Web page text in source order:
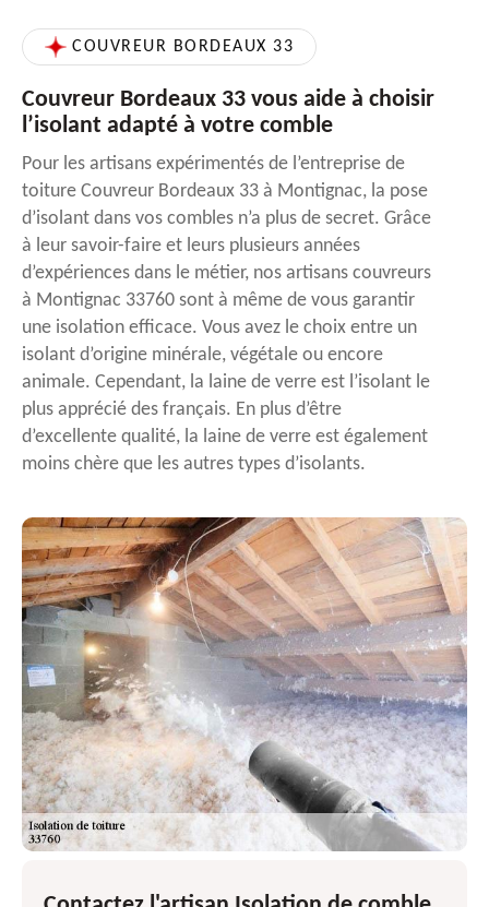
COUVREUR BORDEAUX 33
Couvreur Bordeaux 33 vous aide à choisir
l’isolant adapté à votre comble
Pour les artisans expérimentés de l’entreprise de
toiture Couvreur Bordeaux 33 à Montignac, la pose
d’isolant dans vos combles n’a plus de secret. Grâce
à leur savoir-faire et leurs plusieurs années
d’expériences dans le métier, nos artisans couvreurs
à Montignac 33760 sont à même de vous garantir
une isolation efficace. Vous avez le choix entre un
isolant d’origine minérale, végétale ou encore
animale. Cependant, la laine de verre est l’isolant le
plus apprécié des français. En plus d’être
d’excellente qualité, la laine de verre est également
moins chère que les autres types d’isolants.